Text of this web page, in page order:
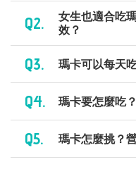
Q2.
女生也適合吃
效？
Q3. 瑪卡可以每天
Q4. 瑪卡要怎麼吃
Q5. 瑪卡怎麼挑？